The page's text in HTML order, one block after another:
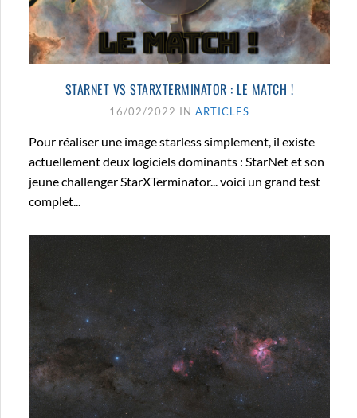
STARNET VS STARXTERMINATOR : LE MATCH !
16/02/2022 IN ARTICLES
Pour réaliser une image starless simplement, il existe
actuellement deux logiciels dominants : StarNet et son
jeune challenger StarXTerminator... voici un grand test
complet...